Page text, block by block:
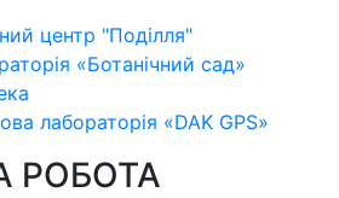
центр "Поділля"
«Ботанічний сад»
лабораторія «DAK GPS»
РОБОТА